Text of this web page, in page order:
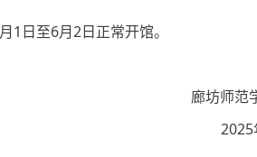
日至6月2日正常开馆。
廊坊师范
2025